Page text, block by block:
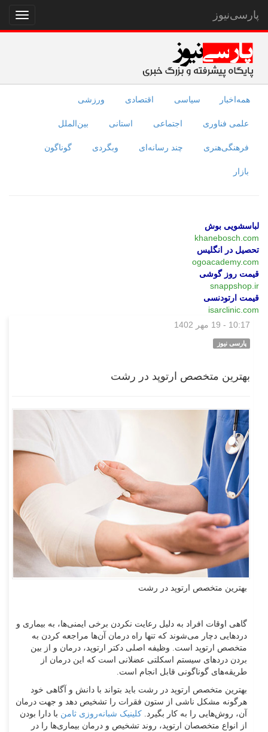
نمایش
منو
پارسی‌نیوز
همه‌اخبار سیاسی اقتصادی ورزشی
علمی فناوری اجتماعی استانی بین‌الملل
فرهنگی‌هنری چند رسانه‌ای وبگردی گوناگون
بازار
لباسشویی بوش
khanebosch.com
تحصیل در انگلیس
ogoacademy.com
قیمت روز گوشی
snappshop.ir
قیمت ارتودنسی
isarclinic.com
10:17 - 19 مهر 1402
پارسی نیوز
بهترین متخصص ارتوپد در رشت
بهترین متخصص ارتوپد در رشت
گاهی اوقات افراد به دلیل رعایت نکردن برخی ایمنی‌ها، به بیماری و
دردهایی دچار می‌شوند که تنها راه درمان آن‌ها مراجعه کردن به
متخصص ارتوپد است. وظیفه اصلی دکتر ارتوپد، درمان و از بین
بردن دردهای سیستم اسکلتی عضلانی است که این درمان از
طریقه‌های گوناگونی قابل انجام است.
بهترین متخصص ارتوپد در رشت باید بتواند با دانش و آگاهی خود
هرگونه مشکل ناشی از ستون فقرات را تشخیص دهد و جهت درمان
آن، روش‌هایی را به کار بگیرد. کلینیک شبانه‌روزی ثامن با دارا بودن
از انواع متخصصان ارتوپد، روند تشخیص و درمان بیماری‌ها را در